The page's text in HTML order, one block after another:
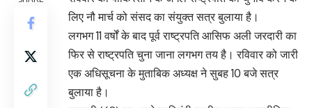
लिए नौ मार्च को संसद का संयुक्त सत्र बुलाया है।
लगभग 11 वर्षों के बाद पूर्व राष्ट्रपति आसिफ अली जरदारी का
फिर से राष्ट्रपति चुना जाना लगभग तय है। रविवार को जारी
एक अधिसूचना के मुताबिक अध्यक्ष ने सुबह 10 बजे सत्र
बुलाया है।